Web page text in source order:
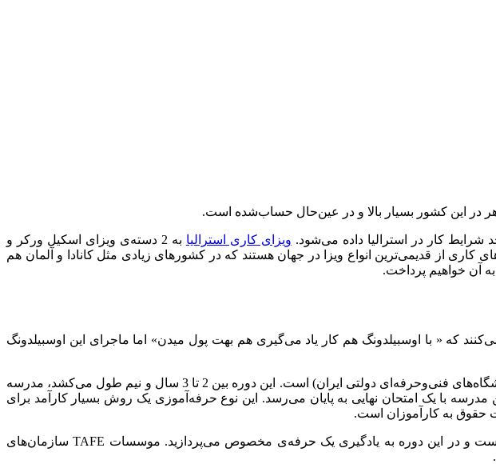
در این کشور بسیار بالا و در عین‌حال حساب‌شده است.
شرایط کار در استرالیا داده می‌شود. ویزای کاری استرالیا
به 2 دسته‌ی ویزای اسکیل ورکر و
از قدیمی‌ترین انواع ویزا در جهان هستند که در کشورهای زیادی مثل کانادا و آلمان هم
آن خواهیم پرداخت.
که « با اوسبیلدونگ هم کار یاد می‌گیری هم بهت پول میدن» اما ماجرای این اوسبیلدونگ
اوسبیلدونگ (Ausbildung) یک دوره یادگیری حرفه یا مهارت شغلی در مدرسه‌ی ویژه یادگیری مهارت(شبیه آموزشگاه‌های فنی‌و‌حرفه‌ای دولتی ایران) است. این دوره بین 2 تا 3 سال و نیم طول می‌کشد، مدرسه
با یک امتحان نهایی به پایان می‌رسد. این نوع حرفه‌آموزی یک روش بسیار کارآمد برای
حقوق به کارآموزان است.
اما در استرالیا مشابه این دوره‌ها به‌نام TAFE وجود دارند، TAFE مخفف «Technical and Further Education» است و در این دوره به یادگیری یک حرفه‌ی مخصوص می‌پردازید. موسسات TAFE سازمان‌های